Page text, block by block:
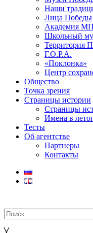
Наши
Лица Победы
Академия МП
Школьный
Территория
Г.О.Р.А.
«Поклонка»
Центр
Общество
Точка зрения
Страницы истории
Страницы
Имена в
Тесты
Об агентстве
Партнеры
Контакты